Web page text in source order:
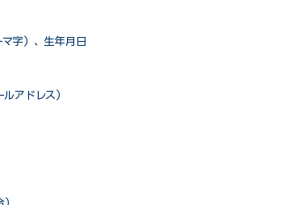
字）、生年月日
アドレス）